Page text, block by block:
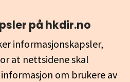
på hkdir.no
informasjonskapsler,
at nettsidene skal
om brukere av